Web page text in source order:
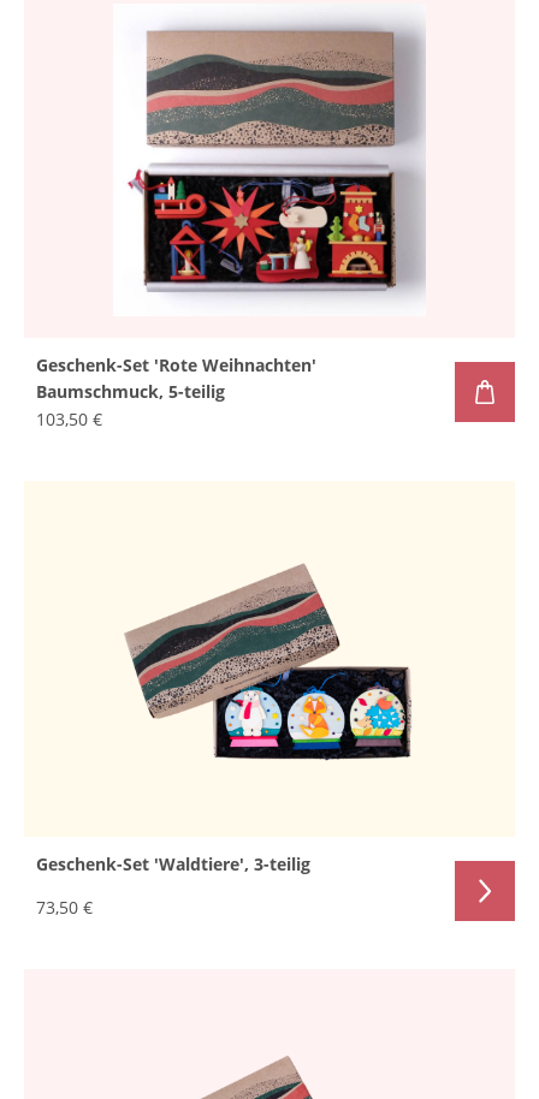
Geschenk-Set 'Rote Weihnachten'
Baumschmuck, 5-teilig
103,50 €
Geschenk-Set 'Waldtiere', 3-teilig
73,50 €